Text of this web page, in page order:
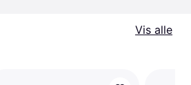
Vis alle